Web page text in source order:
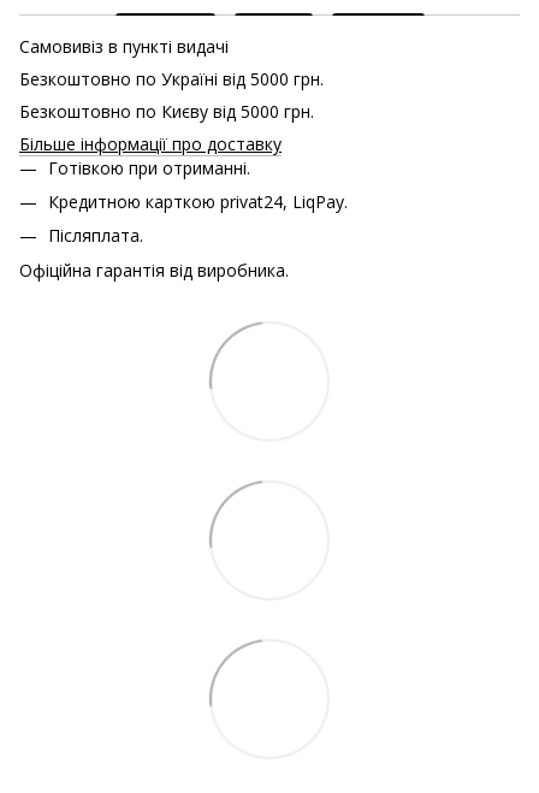
Самовивіз в пункті видачі
Безкоштовно по Україні від 5000 грн.
Безкоштовно по Києву від 5000 грн.
Більше інформації про доставку
Готівкою при отриманні.
Кредитною карткою privat24, LiqPay.
Післяплата.
Офіційна гарантія від виробника.